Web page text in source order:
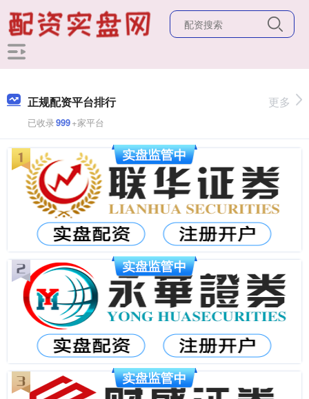
正规配资平台排行
已收录999+家平台
更多